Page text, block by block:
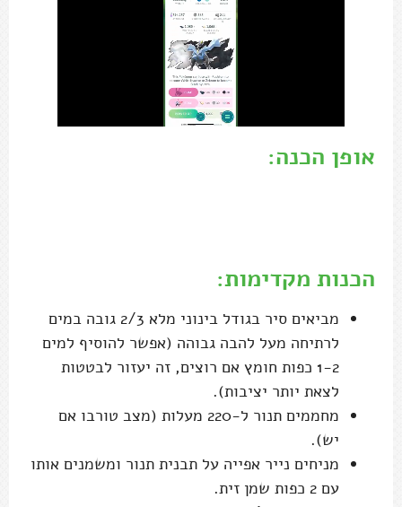
אופן הכנה:
הכנות מקדימות:
מביאים סיר בגודל בינוני מלא 2/3 גובה במים
לרתיחה מעל להבה גבוהה (אפשר להוסיף למים
1-2 כפות חומץ אם רוצים, זה יעזור לבטטות
לצאת יותר יציבות).
מחממים תנור ל-220 מעלות (מצב טורבו אם
יש).
מניחים נייר אפייה על תבנית תנור ומשמנים אותו
עם 2 כפות שמן זית.